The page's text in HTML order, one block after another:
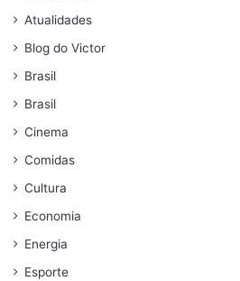
Atualidades
Blog do Victor
Brasil
Brasil
Cinema
Comidas
Cultura
Economia
Energia
Esporte